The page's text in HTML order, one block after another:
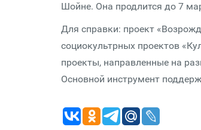
Шойне. Она продлится до 7
Для справки: проект
социокультрных проектов
проекты, направленные на
Основной инструмент